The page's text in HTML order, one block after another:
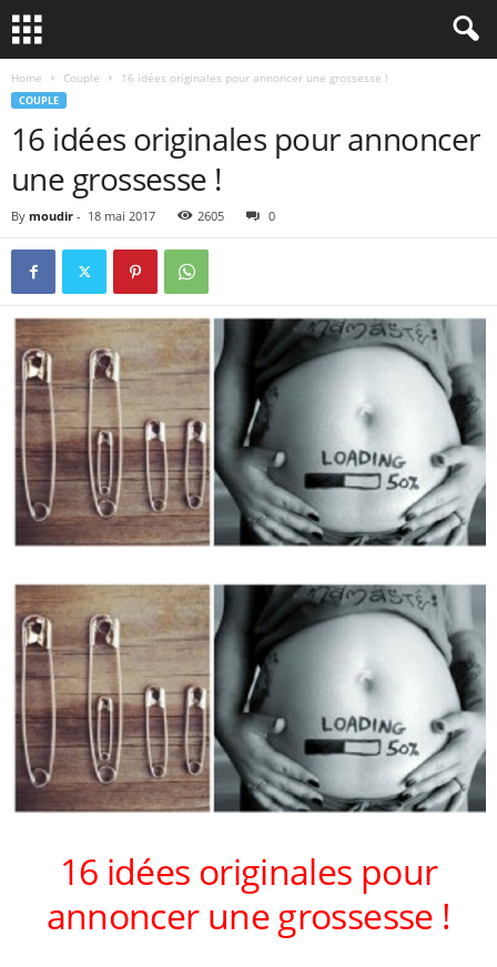
Home Couple 16 idées originales pour annoncer une grossesse !
COUPLE
16 idées originales pour annoncer
une grossesse !
By moudir - 18 mai 2017 2605 0
16 idées originales pour
annoncer une grossesse !